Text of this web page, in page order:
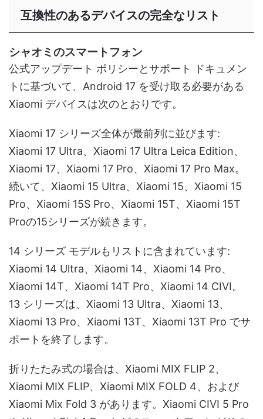
互換性のあるデバイスの完全なリスト
シャオミのスマートフォン
公式アップデート ポリシーとサポート ドキュメン
トに基づいて、Android 17 を受け取る必要がある
Xiaomi デバイスは次のとおりです。
Xiaomi 17 シリーズ全体が最前列に並びます:
Xiaomi 17 Ultra、Xiaomi 17 Ultra Leica Edition、
Xiaomi 17、Xiaomi 17 Pro、Xiaomi 17 Pro Max。
続いて、Xiaomi 15 Ultra、Xiaomi 15、Xiaomi 15
Pro、Xiaomi 15S Pro、Xiaomi 15T、Xiaomi 15T
Proの15シリーズが続きます。
14 シリーズ モデルもリストに含まれています:
Xiaomi 14 Ultra、Xiaomi 14、Xiaomi 14 Pro、
Xiaomi 14T、Xiaomi 14T Pro、Xiaomi 14 CIVI。
13 シリーズは、Xiaomi 13 Ultra、Xiaomi 13、
Xiaomi 13 Pro、Xiaomi 13T、Xiaomi 13T Pro でサ
ポートを終了します。
折りたたみ式の場合は、Xiaomi MIX FLIP 2、
Xiaomi MIX FLIP、Xiaomi MIX FOLD 4、および
Xiaomi Mix Fold 3 があります。Xiaomi CIVI 5 Pro